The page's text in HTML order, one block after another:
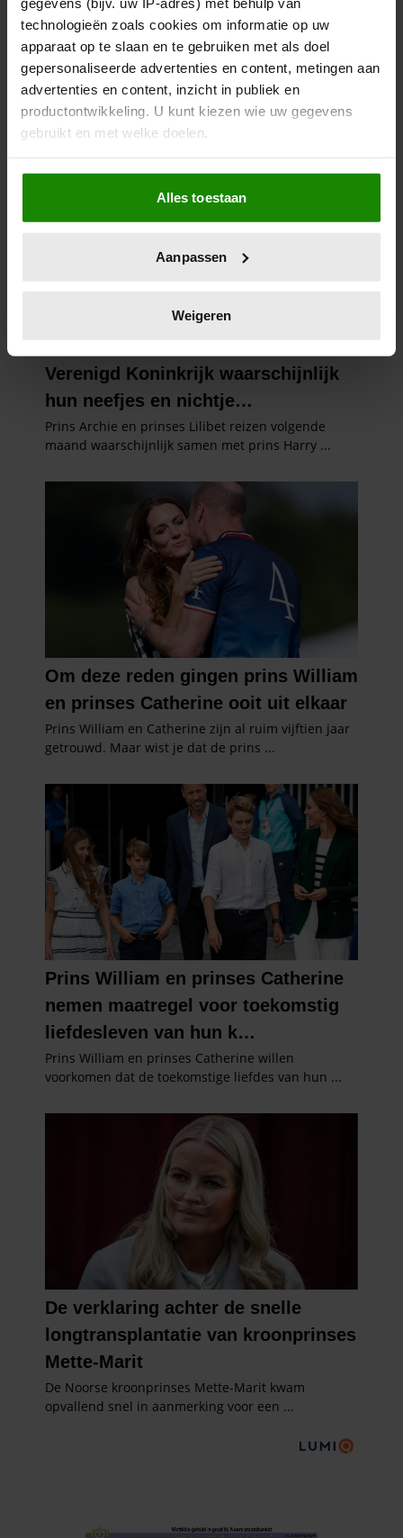
technologieën zoals cookies om informatie op uw
apparaat op te slaan en te gebruiken met als doel
gepersonaliseerde advertenties en content, metingen aan
advertenties en content, inzicht in publiek en
productontwikkeling. U kunt kiezen wie uw gegevens
gebruikt en met welke doelen.
Als u het toestaat, willen we ook graag:
Informatie verzamelen over uw geografische
locatie, die tot een paar meter nauwkeurig kan zijn
scannen op specifieke eigenschappen (fingerprinting)
verwerkt en stel uw voorkeuren in het
intrekken in de Cookieverklaring.
We gebruiken cookies om content en advertenties te
personaliseren, om functies voor social media te bieden
en om ons websiteverkeer te analyseren. Ook delen we
partners voor social media, adverteren en analyse. Deze
partners kunnen deze gegevens combineren met andere
informatie die u aan ze heeft verstrekt of die ze hebben
verzameld op basis van uw gebruik van hun services. U
gaat akkoord met onze cookies als u onze website blijft
Alles toestaan
Aanpassen
Weigeren